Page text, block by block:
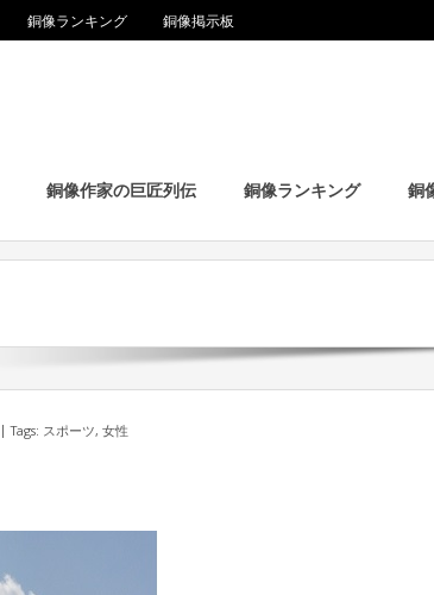
銅像ランキング 銅像掲示板
銅像作家の巨匠列伝 銅像ランキング 銅
Tags: スポーツ, 女性